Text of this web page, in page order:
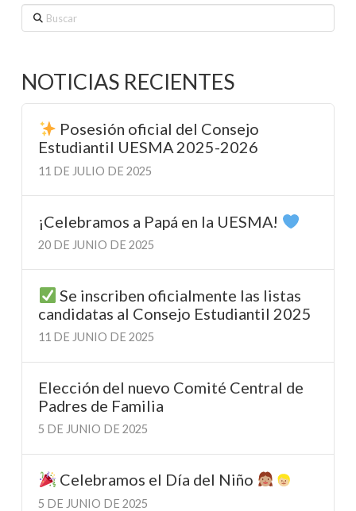
Buscar
NOTICIAS RECIENTES
Posesión oficial del Consejo
Estudiantil UESMA 2025-2026
11 DE JULIO DE 2025
¡Celebramos a Papá en la UESMA!
20 DE JUNIO DE 2025
Se inscriben oficialmente las listas
candidatas al Consejo Estudiantil 2025
11 DE JUNIO DE 2025
Elección del nuevo Comité Central de
Padres de Familia
5 DE JUNIO DE 2025
Celebramos el Día del Niño
5 DE JUNIO DE 2025